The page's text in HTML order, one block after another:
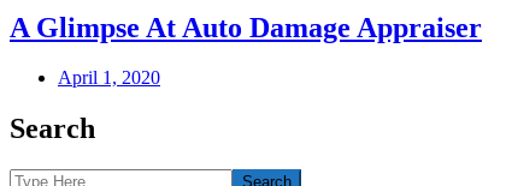
A Glimpse At Auto Damage Appraiser
April 1, 2020
Search